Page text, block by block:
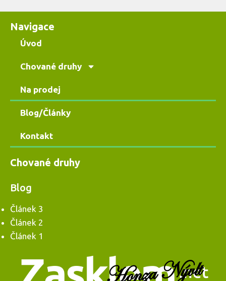
Navigace
Úvod
Chované druhy
Na prodej
Blog/Články
Kontakt
Chované druhy
Blog
Článek 3
Článek 2
Článek 1
Honza Nývlt